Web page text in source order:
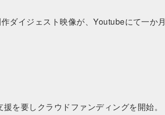
ダイジェスト映像が、Youtubeにて一か月
を要しクラウドファンディングを開始。